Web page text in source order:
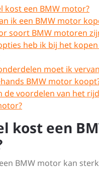
kost een BMW motor?
ik een BMW motor
soort BMW motoren
heb ik bij het
moet ik
BMW motor
de voordelen van het
kost een
BMW motor kan